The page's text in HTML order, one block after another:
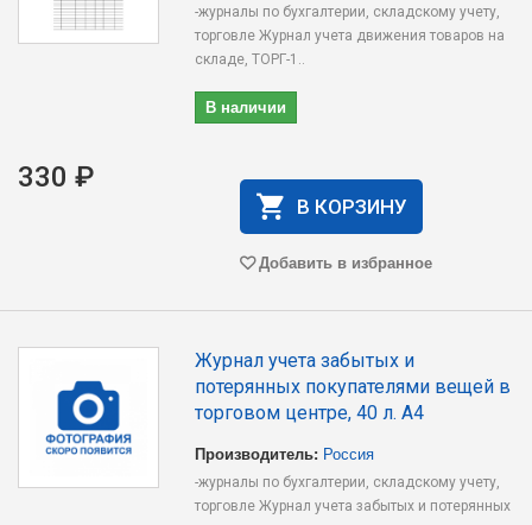
-журналы по бухгалтерии, складскому учету,
торговле Журнал учета движения товаров на
складе, ТОРГ-1..
В наличии
330 ₽
В КОРЗИНУ
Добавить в избранное
Журнал учета забытых и
потерянных покупателями вещей в
торговом центре, 40 л. А4
Производитель: Россия
-журналы по бухгалтерии, складскому учету,
торговле Журнал учета забытых и потерянных